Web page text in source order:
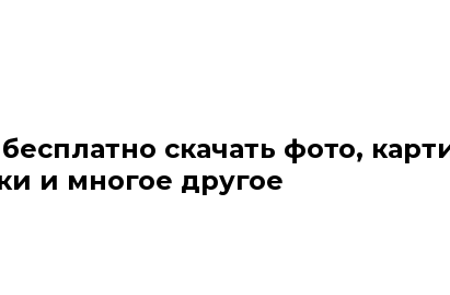
скачать фото,
и многое другое